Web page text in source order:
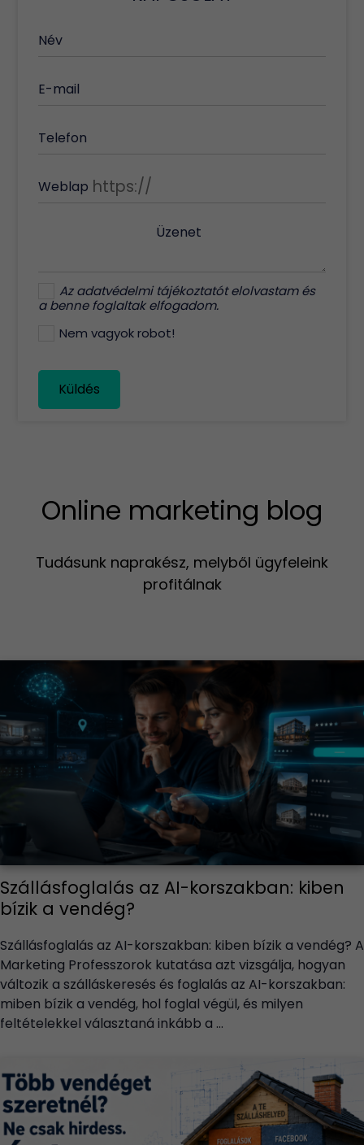
Név
E-mail
Telefon
Weblap
Üzenet
Azadatvédelmi tájékoztatótelolvastam és
a benne foglaltak elfogadom.
Nem vagyok robot!
Küldés
Online marketing blog
Tudásunk naprakész, melyből ügyfeleink
profitálnak
Szállásfoglalás az AI-korszakban: kiben
bízik a vendég?
Szállásfoglalás az AI-korszakban: kiben bízik a vendég? A
Marketing Professzorok kutatása azt vizsgálja, hogyan
változik a szálláskeresés és foglalás az AI-korszakban:
miben bízik a vendég, hol foglal végül, és milyen
feltételekkel választaná inkább a ...